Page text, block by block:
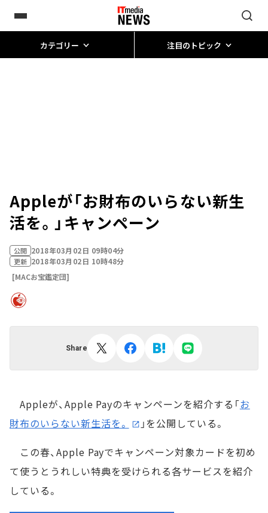
カテゴリー 注目のトピック
Appleが「お財布のいらない新生
活を。」キャンペーン
公開 2018年03月02日 09時04分
更新 2018年03月02日 10時48分
[MACお宝鑑定団]
Share
Appleが、Apple Payのキャンペーンを紹介する「お
財布のいらない新生活を。
」を公開している。
この春、Apple Payでキャンペーン対象カードを初め
て使うとうれしい特典を受けられる各サービスを紹介
している。